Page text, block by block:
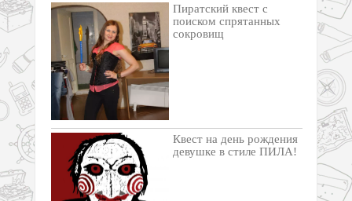
Пиратский квест с
поиском спрятанных
сокровищ
Квест на день рождения
девушке в стиле ПИЛА!